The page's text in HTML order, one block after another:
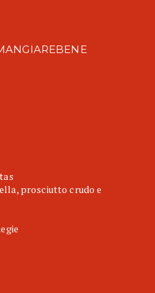
prosciutto crudo e